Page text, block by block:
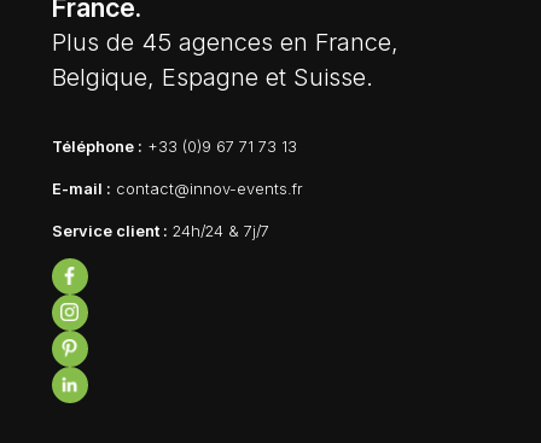
France.
Plus de 45 agences en France,
Belgique, Espagne et Suisse.
Téléphone : +33 (0)9 67 71 73 13
E-mail : contact@innov-events.fr
Service client : 24h/24 & 7j/7